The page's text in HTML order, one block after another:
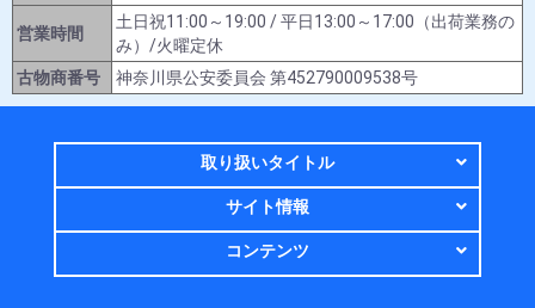
営業時間
土日祝11:00～19:00 / 平日13:00～17:00（出荷業務の
み）/火曜定休
古物商番号
神奈川県公安委員会 第452790009538号
取り扱いタイトル
サイト情報
コンテンツ